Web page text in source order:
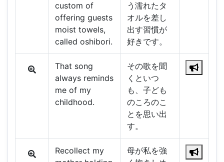
custom of
offering guests
moist towels,
called oshibori.
う濡れたタ
オルを差し
出す習慣が
好きです。
That song
always reminds
me of my
childhood.
その歌を聞
くといつ
も、子ども
のころのこ
とを思い出
す。
Recollect my
母が私を強